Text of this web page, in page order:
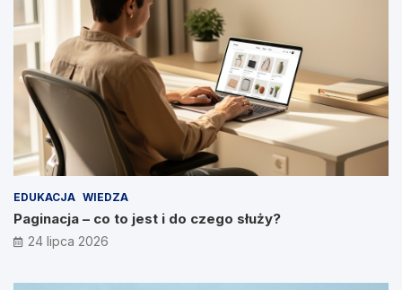
EDUKACJA WIEDZA
Paginacja – co to jest i do czego służy?
24 lipca 2026